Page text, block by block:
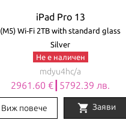
iPad Pro 13
(M5) Wi‑Fi 2TB with standard glass
Silver
Не е наличен
mdyu4hc/a
2961.60 €┃5792.39 лв.
Виж повече shopping_cart Заяви